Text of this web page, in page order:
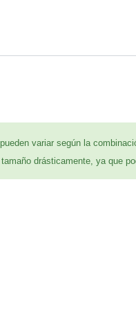
variar según la
drásticamente, ya que